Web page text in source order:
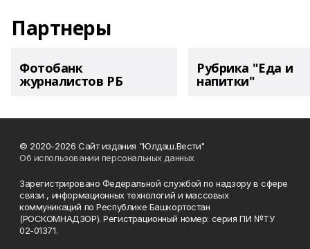
Партнеры
Фотобанк
журналистов РБ
Рубрика "Еда и
напитки"
© 2020-2026 Сайт издания "Юлдаш.Вести"
Об использовании персональных данных
Зарегистрировано Федеральной службой по надзору в сфере
связи , информационных технологий и массовых
коммуникаций по Республике Башкортостан
(РОСКОМНАДЗОР). Регистрационный номер: серия ПИ №ТУ
02-01371.